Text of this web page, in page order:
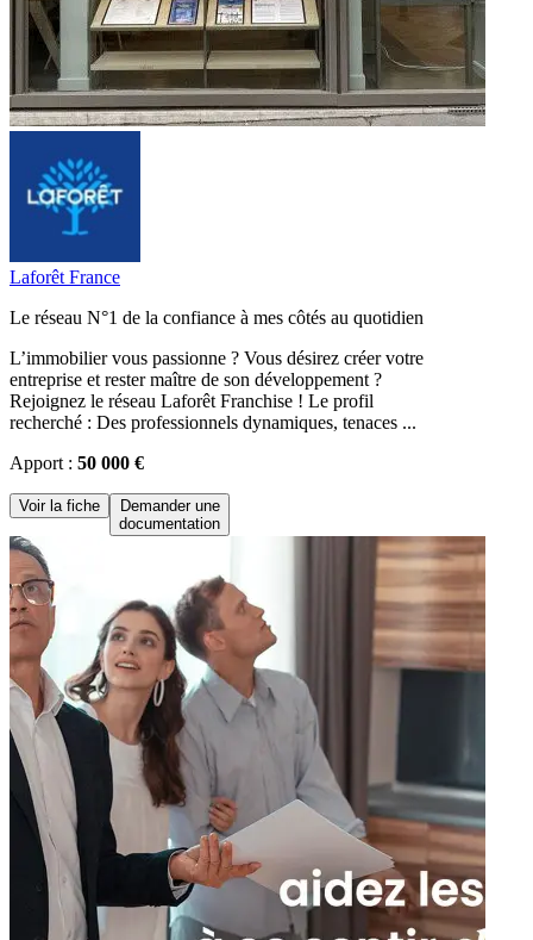
Laforêt France
Le réseau N°1 de la confiance à mes côtés au quotidien
L’immobilier vous passionne ? Vous désirez créer votre
entreprise et rester maître de son développement ?
Rejoignez le réseau Laforêt Franchise ! Le profil
recherché : Des professionnels dynamiques, tenaces ...
Apport : 50 000 €
Voir la fiche
Demander une
documentation